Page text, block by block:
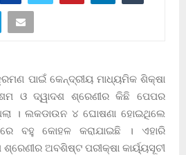
ପାଇଁ କେନ୍ଦ୍ରୀୟ ମାଧ୍ୟମିକ ଶିକ୍ଷା
ଓ ଦ୍ୱାଦଶ ଶ୍ରେଣୀର କିଛି ପେପର
। ଲକଡାଉନ ୪ ଘୋଷଣା ହୋଇଥିଲେ
ବହୁ କୋହଳ କରାଯାଇଛି । ଏହାରି
ଅବଶିଷ୍ଟ ପରୀକ୍ଷା କାର୍ୟ୍ୟସୂଚୀ